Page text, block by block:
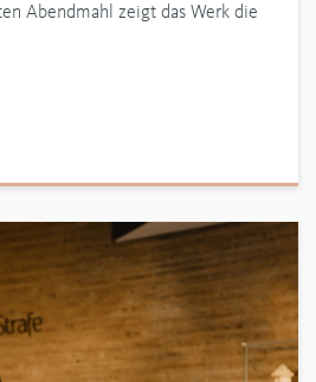
Abendmahl zeigt das Werk die